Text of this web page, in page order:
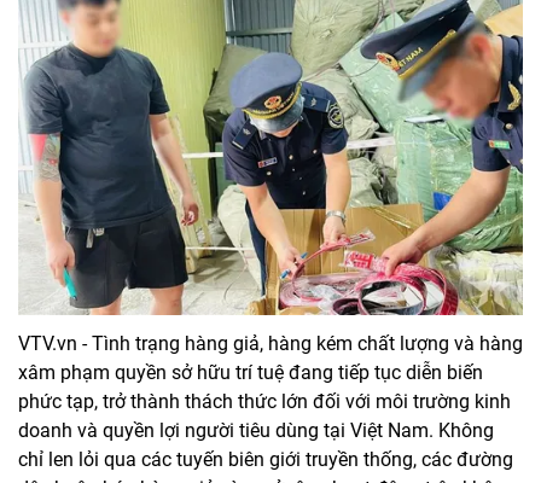
VTV.vn - Tình trạng hàng giả, hàng kém chất lượng và hàng
xâm phạm quyền sở hữu trí tuệ đang tiếp tục diễn biến
phức tạp, trở thành thách thức lớn đối với môi trường kinh
doanh và quyền lợi người tiêu dùng tại Việt Nam. Không
chỉ len lỏi qua các tuyến biên giới truyền thống, các đường